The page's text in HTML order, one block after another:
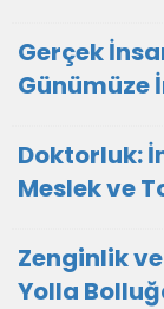
Gerçek
Günümüze
Doktorluk:
Meslek ve
Zenginlik
Yolla